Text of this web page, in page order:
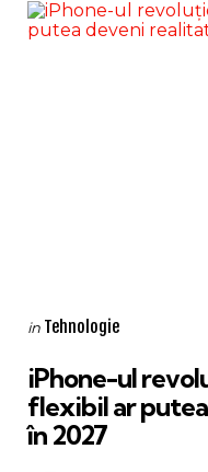
Categories
Posted
in Tehnologie
iPhone-ul
flexibil ar
în 2027